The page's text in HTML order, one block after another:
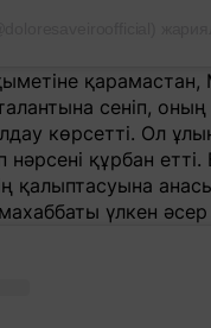
қарамастан,
сеніп,
көрсетті. Ол
құрбан
қалыптасуына
үлкен әсер